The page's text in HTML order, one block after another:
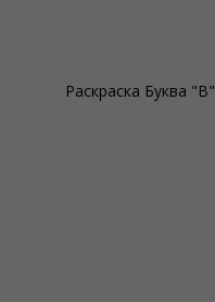
Раскраска Буква "В"